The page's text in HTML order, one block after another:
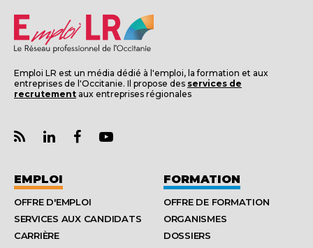
Emploi LR est un média dédié à l'emploi, la formation et aux
entreprises de l'Occitanie. Il propose des services de
recrutement aux entreprises régionales
EMPLOI
OFFRE D'EMPLOI
SERVICES AUX CANDIDATS
CARRIÈRE
FORMATION
OFFRE DE FORMATION
ORGANISMES
DOSSIERS